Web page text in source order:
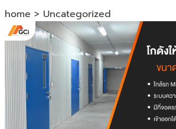
home > Uncategorized